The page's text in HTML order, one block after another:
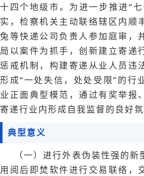
十四个地级市。为进一步推进“
实，检察机关主动联络辖区内顺
兔等快递公司负责人参加庭审，
局以案件为抓手，创新建立寄递
惩戒机制，构建寄递从业人员违
形成“一处失信，处处受限”的行
业正面典型模范，通过有奖举报
寄递行业内形成自我监督的良好氛
典型意义
（一）进行外表伪装性强的
用阅后即焚软件进行交易联络，